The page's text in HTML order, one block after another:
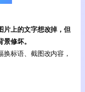
片上的文字想改掉，但
修坏。
标语、截图改内容，